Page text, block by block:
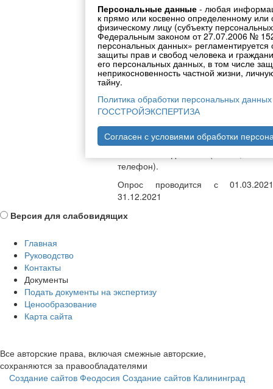
Персональные данные- любая
к прямо или косвенно определенному
физическому лицу (субъекту
Федеральным законом от 27.07.2006 №
персональных данных» регламентируется
защиты прав и свобод человека и
его персональных данных, в том числе
неприкосновенность частной жизни,
тайну.
Политика обработки персональных
ГОССТРОЙЭКСПЕРТИЗА
Согласен с условиями обработки
ПротиводействиеПравительства
Республики
Крым по
ссылке: https://minek.rk.gov.ru/ru/
Опрос проводится анонимно.
персональные данные
обязательно.
Однако, если Вы хотите, чтобы с
связались и помогли в
проблемного вопроса, укажите
телефон).
Опрос проводится с
31.12.2021
Версия для слабовидящих
Главная
Руководство
Контакты
Документы
Подать документы на экспертизу
Ценообразование
Карта сайта
Все авторские права, включая смежные авторские,
сохраняются за правообладателями
Создание сайтов Феодосия Создание сайтов Калининград